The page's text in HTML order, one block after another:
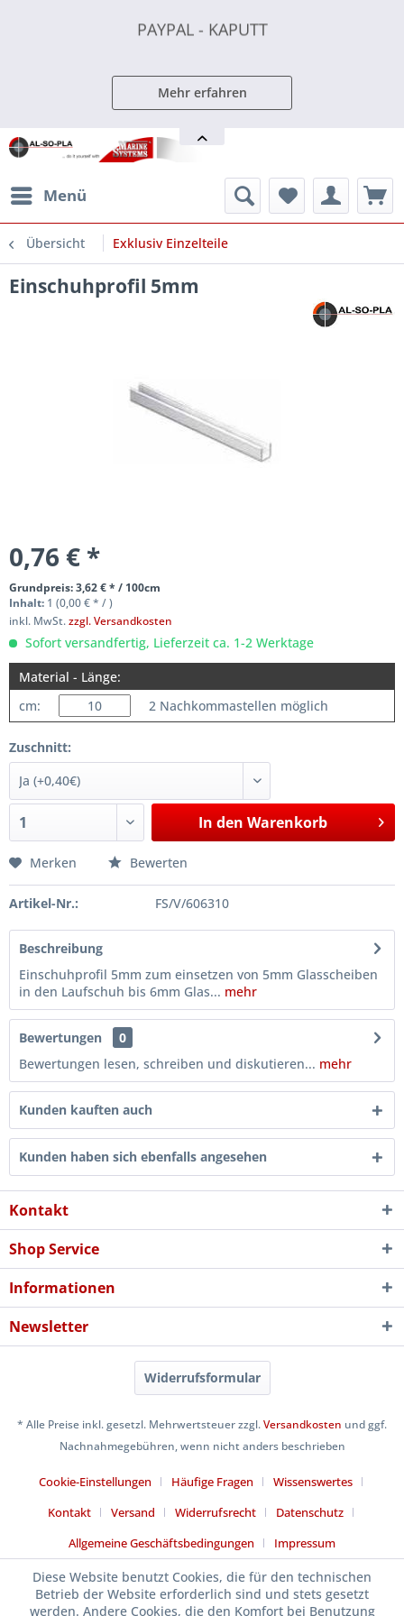
PAYPAL - KAPUTT
Mehr erfahren
Menü
Übersicht Exklusiv Einzelteile
Einschuhprofil 5mm
0,76 € *
Grundpreis: 3,62 € * / 100cm
Inhalt: 1 (0,00 € * / )
inkl. MwSt.zzgl. Versandkosten
Sofort versandfertig, Lieferzeit ca. 1-2 Werktage
Material - Länge:
cm:
2 Nachkommastellen möglich
Zuschnitt:
In den Warenkorb
Merken Bewerten
Artikel-Nr.: FS/V/606310
Beschreibung
Einschuhprofil 5mm zum einsetzen von 5mm Glasscheiben
in den Laufschuh bis 6mm Glas... mehr
Bewertungen
0
Bewertungen lesen, schreiben und diskutieren... mehr
Kunden kauften auch
Kunden haben sich ebenfalls angesehen
Kontakt
Shop Service
Informationen
Newsletter
Widerrufsformular
* Alle Preise inkl. gesetzl. Mehrwertsteuer zzgl.Versandkosten und ggf.
Nachnahmegebühren, wenn nicht anders beschrieben
Cookie-Einstellungen Häufige Fragen
Wissenswertes
Kontakt
Versand Widerrufsrecht
Datenschutz
Allgemeine Geschäftsbedingungen
Impressum
Diese Website benutzt Cookies, die für den technischen
Betrieb der Website erforderlich sind und stets gesetzt
werden. Andere Cookies, die den Komfort bei Benutzung